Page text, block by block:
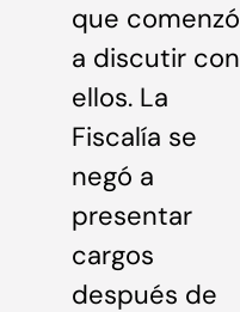
que comenzó
a discutir con
ellos. La
Fiscalía se
negó a
presentar
cargos
después de